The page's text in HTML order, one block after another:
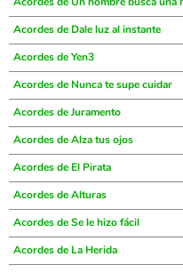
Acordes de Dale luz al instante
Acordes de Yen3
Acordes de Nunca te supe cuidar
Acordes de Juramento
Acordes de Alza tus ojos
Acordes de El Pirata
Acordes de Alturas
Acordes de Se le hizo fácil
Acordes de La Herida